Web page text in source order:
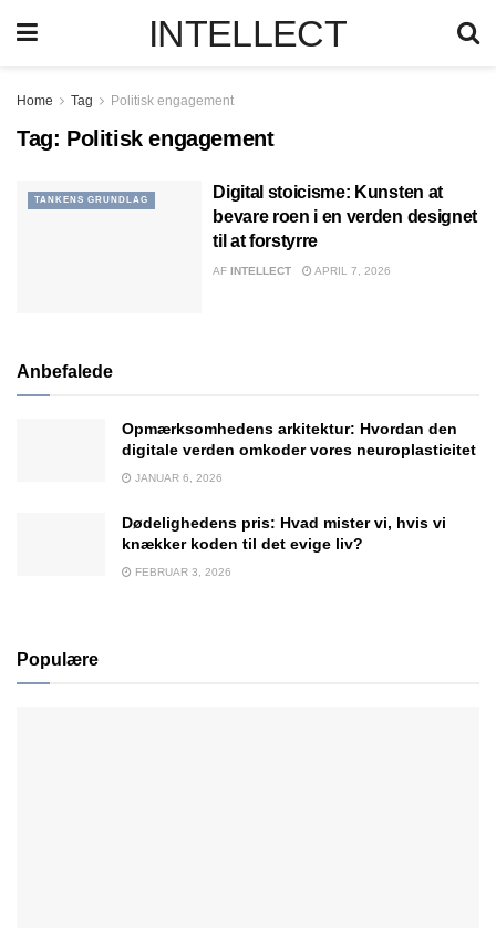
INTELLECT
Home Tag Politisk engagement
Tag: Politisk engagement
TANKENS GRUNDLAG
Digital stoicisme: Kunsten at
bevare roen i en verden designet
til at forstyrre
AF INTELLECT APRIL 7, 2026
Anbefalede
Opmærksomhedens arkitektur: Hvordan den
digitale verden omkoder vores neuroplasticitet
JANUAR 6, 2026
Dødelighedens pris: Hvad mister vi, hvis vi
knækker koden til det evige liv?
FEBRUAR 3, 2026
Populære